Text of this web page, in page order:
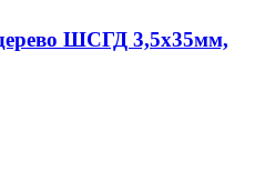
ШСГД 3,5х35мм,